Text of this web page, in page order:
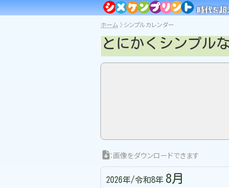
時代を超
ホーム シンプルカレンダー
とにかくシンプル
：画像をダウンロードできます
2026年/令和8年 8月